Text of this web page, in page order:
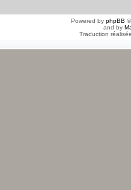
Powered by phpBB
and by
Traduction